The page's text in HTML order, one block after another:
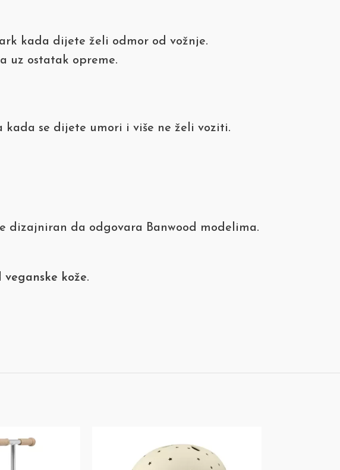
kada dijete želi odmor od vožnje.
uz ostatak opreme.
kada se dijete umori i više ne želi voziti.
dizajniran da odgovara Banwood modelima.
veganske kože.